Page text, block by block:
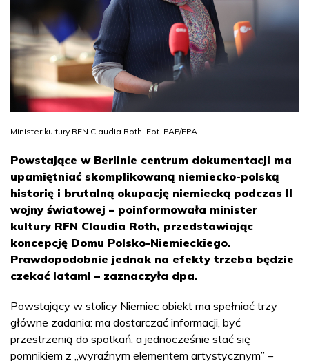
Minister kultury RFN Claudia Roth. Fot. PAP/EPA
Powstające w Berlinie centrum dokumentacji ma
upamiętniać skomplikowaną niemiecko-polską
historię i brutalną okupację niemiecką podczas II
wojny światowej – poinformowała minister
kultury RFN Claudia Roth, przedstawiając
koncepcję Domu Polsko-Niemieckiego.
Prawdopodobnie jednak na efekty trzeba będzie
czekać latami – zaznaczyła dpa.
Powstający w stolicy Niemiec obiekt ma spełniać trzy
główne zadania: ma dostarczać informacji, być
przestrzenią do spotkań, a jednocześnie stać się
pomnikiem z „wyraźnym elementem artystycznym” –